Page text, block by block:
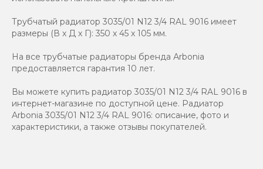
Трубчатый радиатор 3035/01 N12 3/4 RAL 9016 имеет
размеры (В x Д x Г): 350 x 45 x 105 мм.
На все трубчатые радиаторы бренда Аrbonia
предоставляется гарантия 10 лет.
Вы можете купить радиатор 3035/01 N12 3/4 RAL 9016 в
интернет-магазине по доступной цене. Радиатор
Arbonia 3035/01 N12 3/4 RAL 9016: описание, фото и
характеристики, а также отзывы покупателей.